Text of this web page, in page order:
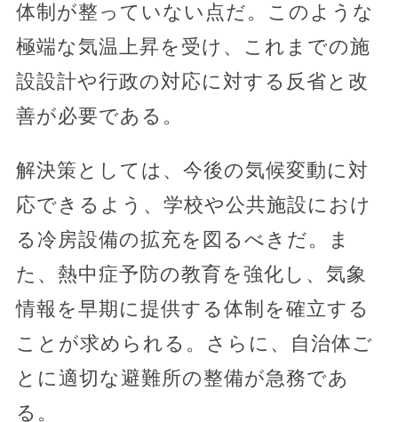
体制が整っていない点だ。このような
極端な気温上昇を受け、これまでの施
設設計や行政の対応に対する反省と改
善が必要である。
解決策としては、今後の気候変動に対
応できるよう、学校や公共施設におけ
る冷房設備の拡充を図るべきだ。ま
た、熱中症予防の教育を強化し、気象
情報を早期に提供する体制を確立する
ことが求められる。さらに、自治体ご
とに適切な避難所の整備が急務であ
る。